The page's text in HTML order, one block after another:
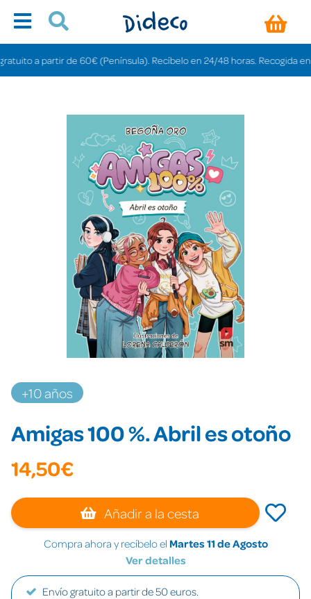
a partir de 60€ (Península). Recíbelo en 24/48 horas. Recogida en
+10 años
Amigas 100 %. Abril es otoño
14,50€
Añadir a la cesta
Compra ahora y recíbelo el Martes 11 de Agosto
Ver detalles
Envío gratuito a partir de 50 euros.